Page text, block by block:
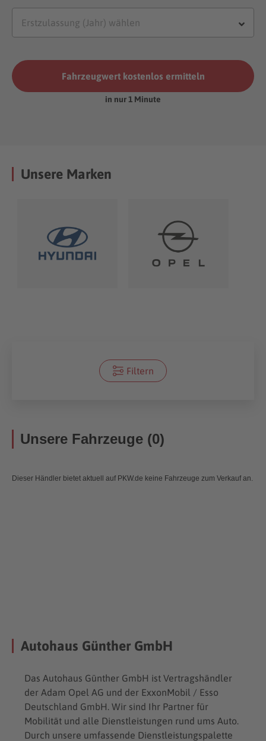
Fahrzeugwert kostenlos ermitteln
in nur 1 Minute
Unsere Marken
Filtern
Unsere Fahrzeuge (0)
Dieser Händler bietet aktuell auf PKW.de keine Fahrzeuge zum Verkauf an.
Autohaus Günther GmbH
Das Autohaus Günther GmbH ist Vertragshändler
der Adam Opel AG und der ExxonMobil / Esso
Deutschland GmbH. Wir sind Ihr Partner für
Mobilität und alle Dienstleistungen rund ums Auto.
Durch unsere umfassende Dienstleistungspalette